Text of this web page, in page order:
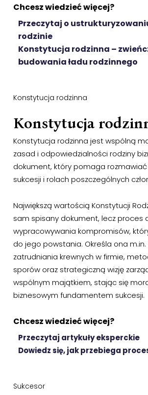
Chcesz wiedzieć więcej?
Przeczytaj o
rodzinie
Konstytucja rodzinna –
budowania ładu rodzinnego
Konstytucja rodzinna
Konstytucja
Konstytucja rodzinna jest wspólną
zasad i odpowiedzialności rodziny
dokument, który pomaga rozmawiać
sukcesji i rolach poszczególnych
Największą wartością Konstytucji
sam spisany dokument, lecz proces
wypracowywania kompromisów,
do jego powstania. Określa ona
zatrudniania krewnych w firmie,
sporów oraz strategiczną wizję
wspólnym majątkiem, stając się
biznesowym fundamentem sukcesji.
Chcesz wiedzieć więcej?
Przeczytaj artykuły eksperckie
Dowiedz się, jak przebiega
Sukcesor